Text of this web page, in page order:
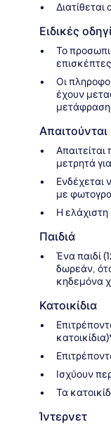
Ειδικές
Το
Οι
έχουν
μετρητά
Ενδέχεται
με
Η ελάχιστη
Παιδιά
Ένα παιδί
δωρεάν,
κηδεμόνα
Κατοικίδια
Ισχύουν
Τα
Ίντερνετ